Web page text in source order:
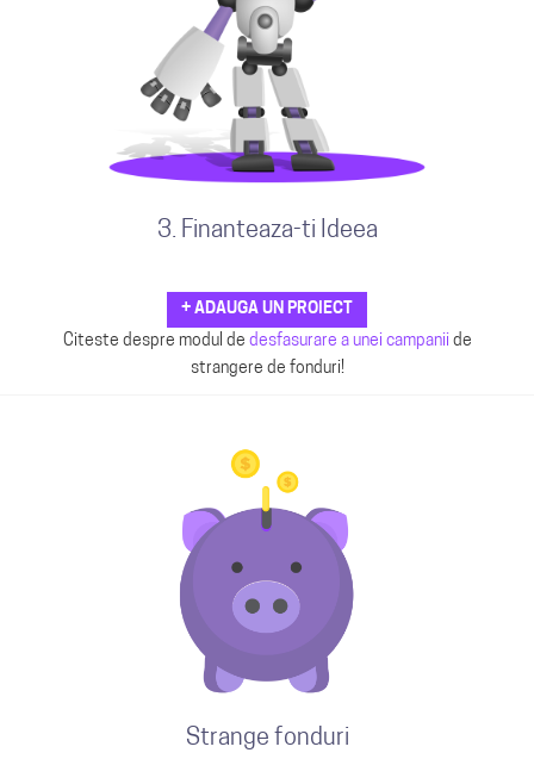
3. Finanteaza-ti Ideea
+ ADAUGA UN PROIECT
Citeste despre modul de desfasurare a unei campanii de
strangere de fonduri!
Strange fonduri